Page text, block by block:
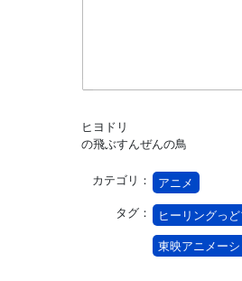
ヒヨドリ
の飛ぶすんぜんの鳥
カテゴリ： アニメ
タグ： ヒーリングっ
東映アニメーシ